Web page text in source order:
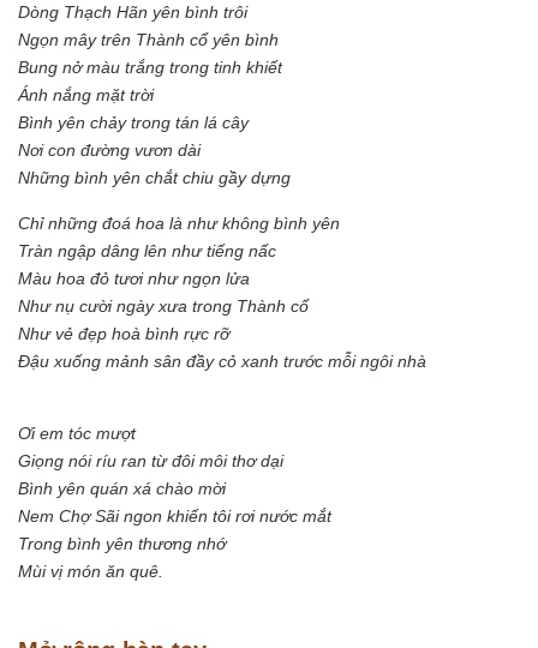
Dòng Thạch Hãn yên bình trôi
Ngọn mây trên Thành cổ yên bình
Bung nở màu trắng trong tinh khiết
Ánh nắng mặt trời
Bình yên chảy trong tán lá cây
Nơi con đường vươn dài
Những bình yên chắt chiu gầy dựng
Chỉ những đoá hoa là như không bình yên
Tràn ngập dâng lên như tiếng nấc
Màu hoa đỏ tươi như ngọn lửa
Như nụ cười ngày xưa trong Thành cổ
Như vẻ đẹp hoà bình rực rỡ
Đậu xuống mảnh sân đầy cỏ xanh trước mỗi ngôi nhà
Ơi em tóc mượt
Giọng nói ríu ran từ đôi môi thơ dại
Bình yên quán xá chào mời
Nem Chợ Sãi ngon khiến tôi rơi nước mắt
Trong bình yên thương nhớ
Mùi vị món ăn quê.